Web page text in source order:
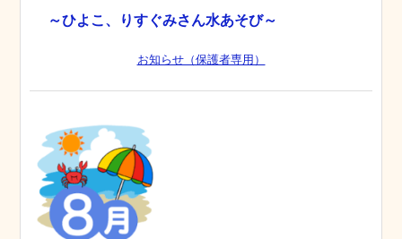
～ひよこ、りすぐみさん水あそび～
お知らせ（保護者専用）